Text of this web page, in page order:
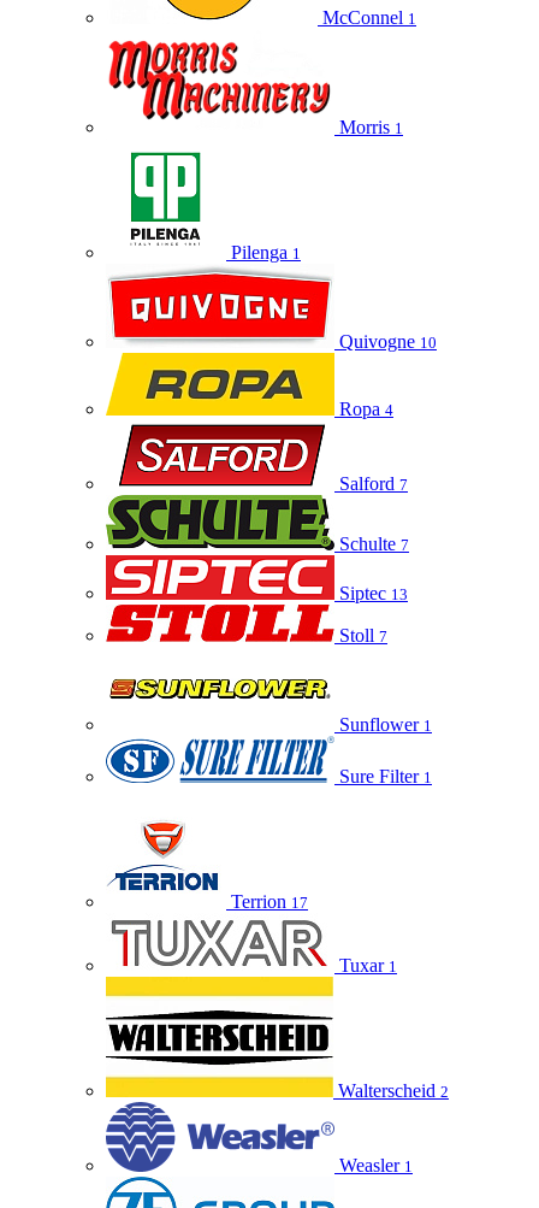
McConnel 1
Morris 1
Pilenga 1
Quivogne 10
Ropa 4
Salford 7
Schulte 7
Siptec 13
Stoll 7
Sunflower 1
Sure Filter 1
Terrion 17
Tuxar 1
Walterscheid 2
Weasler 1